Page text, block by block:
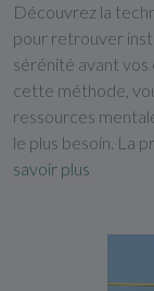
Découvrez la
pour retrouver
sérénité avant
cette méthode,
ressources
le plus besoin. La
savoir plus